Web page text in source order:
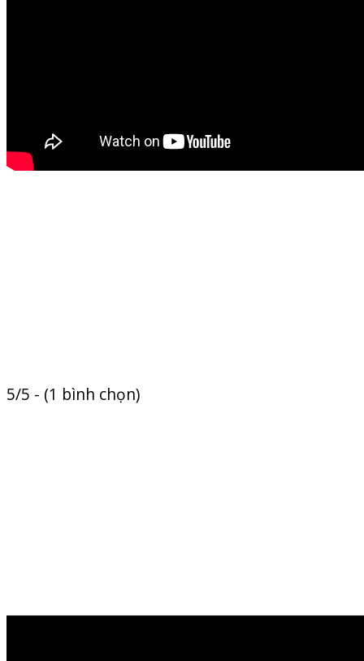
5/5 - (1 bình chọn)